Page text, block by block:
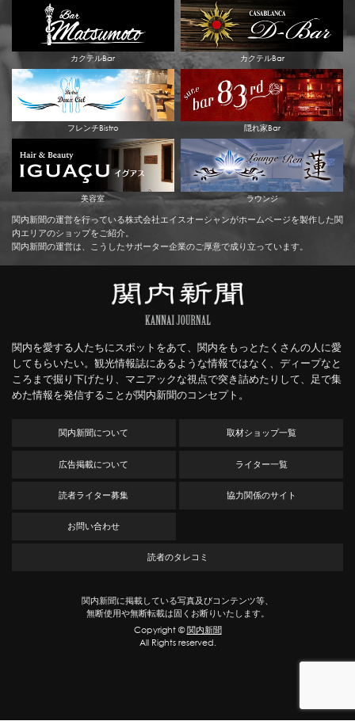
カクテルBar カクテルBar
フレンチBistro 隠れ家Bar
美容室 ラウンジ
関内新聞の運営を行っている株式会社エイスオーシャンがホームページを製作した関
内エリアのショップをご紹介。
関内新聞の運営は、こうしたサポーター企業のご厚意で成り立っています。
関内を愛する人たちにスポットをあて、関内をもっとたくさんの人に愛
してもらいたい。観光情報誌にあるような情報ではなく、ディープなと
ころまで掘り下げたり、マニアックな視点で突き詰めたりして、足で集
めた情報を発信することが関内新聞のコンセプト。
関内新聞について 取材ショップ一覧
広告掲載について ライター一覧
読者ライター募集 協力関係のサイト
お問い合わせ
読者のタレコミ
関内新聞に掲載している写真及びコンテンツ等、
無断使用や無断転載は固くお断りいたします。
Copyright ©関内新聞
All Rights reserved.